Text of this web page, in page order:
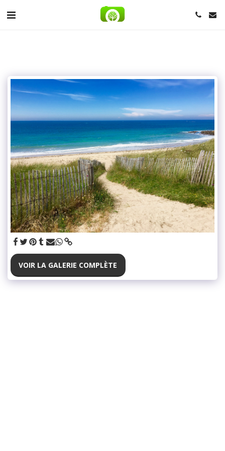
VOIR LA GALERIE COMPLÈTE